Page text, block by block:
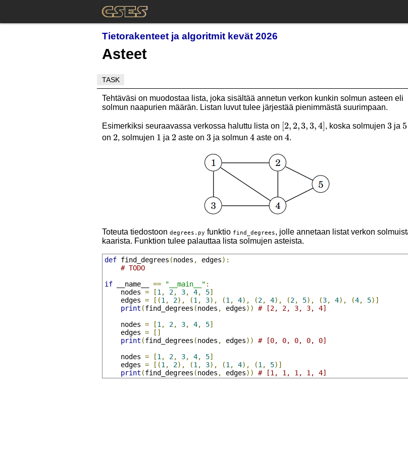
Tietorakenteet ja algoritmit kevät 2026
Asteet
TASK
Tehtäväsi on muodostaa lista, joka sisältää annetun verkon kunkin solmun asteen eli
solmun naapurien määrän. Listan luvut tulee järjestää pienimmästä suurimpaan.
Esimerkiksi seuraavassa verkossa haluttu lista on [2,2,3,3,4]
[2, 2,3, 3, 4], koska solmujen3
3 ja 5
5
on 2
2, solmujen 1
1 ja 2
2 aste on 3
3ja solmun 4
4aste on 4
4.
Toteuta tiedostoon degrees.py funktio find_degrees, jolle annetaan listat verkon
kaarista. Funktion tulee palauttaa lista solmujen asteista.
def find_degrees (nodes , edges):
# TODO
if __name__ == "__main__" :
    nodes
= [1 , 2, 3, 4, 5]
    edges
= [(1 , 2), (1 , 3), (1 , 4), (2, 4), (2, 5), (3, 4), (4, 5)]
print (find_degrees (nodes , edges))
# [2, 2, 3, 3, 4]
    nodes
= [1 , 2, 3, 4, 5]
    edges
=
[]
print (find_degrees (nodes , edges))
# [0, 0, 0, 0, 0]
    nodes
= [1 , 2, 3, 4, 5]
    edges
= [(1 , 2), (1 , 3), (1 , 4), (1 , 5)]
print (find_degrees (nodes , edges)) # [1, 1, 1, 1, 4]